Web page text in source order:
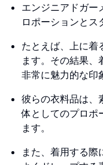
エンジニアドガー
ロポーションとス
たとえば、上に着
ます。その結果、
非常に魅力的な印
彼らの衣料品は、
体としてのプロポ
ます。
また、着用する際